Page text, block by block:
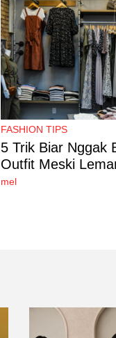
FASHION TIPS
5 Trik Biar Nggak
Outfit Meski
mel